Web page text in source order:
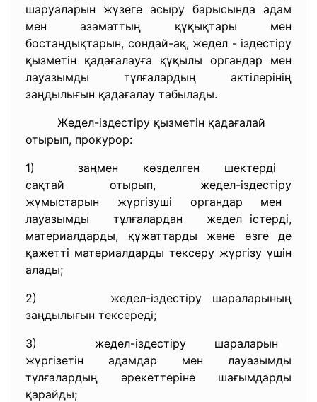
шаруаларын жүзеге асыру барысында адам
мен азаматтың құқықтары мен
бостандықтарын, сондай-ақ, жедел - іздестіру
қызметін қадағалауға құқылы органдар мен
лауазымды тұлғалардың актілерінің
заңдылығын қадағалау табылады.
Жедел-іздестіру қызметін қадағалай
отырып, прокурор:
1) заңмен көзделген шектерді
сақтай отырып, жедел-іздестіру
жүмыстарын жүргізуші органдар мен
лауазымды тұлғалардан жедел істерді,
материалдарды, құжаттарды және өзге де
қажетті материалдарды тексеру жүргізу үшін
алады;
2) жедел-іздестіру шараларының
заңдылығын тексереді;
3) жедел-іздестіру шараларын
жүргізетін адамдар мен лауазымды
тұлғалардың әрекеттеріне шағымдарды
қарайды;